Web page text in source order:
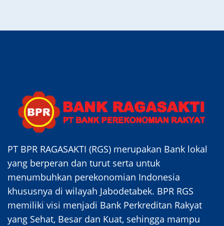
PT BPR RAGASAKTI (RGS) merupakan Bank lokal
yang berperan dan turut serta untuk
menumbuhkan perekonomian Indonesia
khususnya di wilayah Jabodetabek. BPR RGS
memiliki visi menjadi Bank Perkreditan Rakyat
yang Sehat, Besar dan Kuat, sehingga mampu